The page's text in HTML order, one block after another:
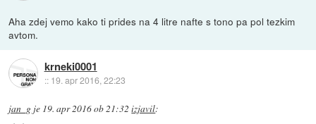
Aha zdej vemo kako ti prides na 4 litre nafte s tono pa pol tezkim
avtom.
krneki0001
:: 19. apr 2016, 22:23
jan_g je 19. apr 2016 ob 21:32 izjavil: